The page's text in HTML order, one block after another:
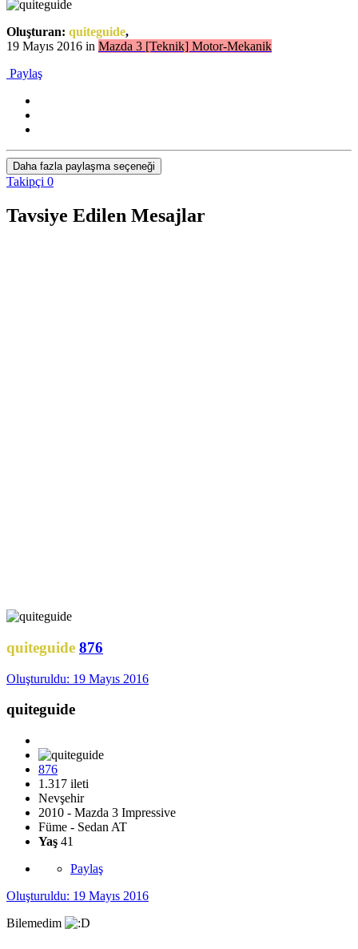
Oluşturan: quiteguide,
19 Mayıs 2016 in Mazda 3 [Teknik] Motor-Mekanik
Paylaş
Daha fazla paylaşma seçeneği
Takipçi 0
Tavsiye Edilen Mesajlar
quiteguide 876
Oluşturuldu: 19 Mayıs 2016
quiteguide
876
1.317 ileti
Nevşehir
2010 - Mazda 3 Impressive
Füme - Sedan AT
Yaş 41
Paylaş
Oluşturuldu: 19 Mayıs 2016
Bilemedim